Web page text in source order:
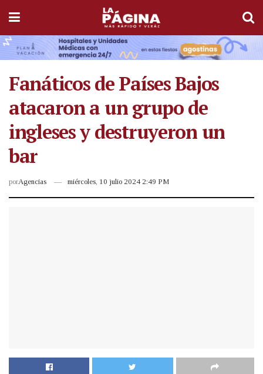
Fanáticos de Países Bajos
atacaron a un grupo de
ingleses y destruyeron un
bar
porAgencias miércoles, 10 julio 2024 2:49 PM